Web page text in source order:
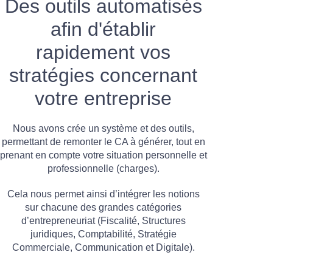
Des outils automatisés
afin d'établir
rapidement vos
stratégies concernant
votre entreprise
Nous avons crée un système et des outils,
permettant de remonter le CA à générer, tout en
prenant en compte votre situation personnelle et
professionnelle (charges).
Cela nous permet ainsi d’intégrer les notions
sur chacune des grandes catégories
d’entrepreneuriat (Fiscalité, Structures
juridiques, Comptabilité, Stratégie
Commerciale, Communication et Digitale).